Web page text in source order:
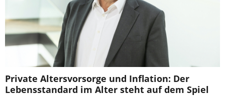
Private Altersvorsorge und Inflation: Der
Lebensstandard im Alter steht auf dem Spiel